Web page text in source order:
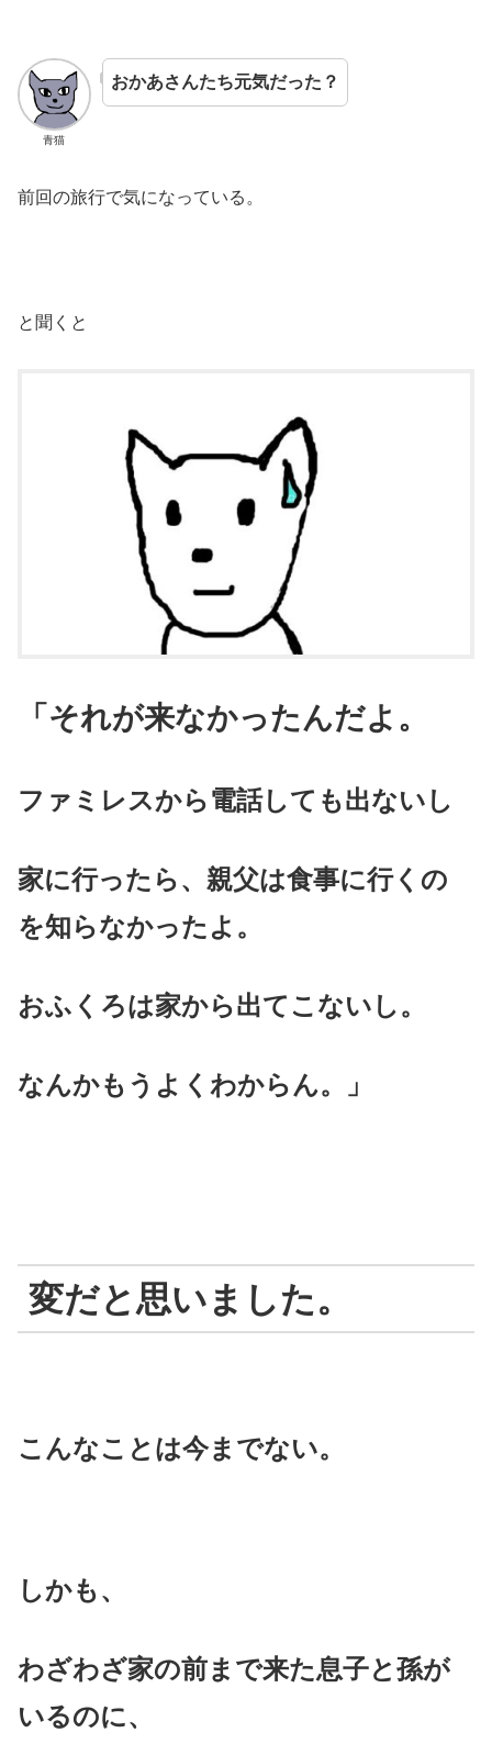
青猫
おかあさんたち元気だった？
前回の旅行で気になっている。
と聞くと
「それが来なかったんだよ。
ファミレスから電話しても出ないし
家に行ったら、親父は食事に行くの
を知らなかったよ。
おふくろは家から出てこないし。
なんかもうよくわからん。」
変だと思いました。
こんなことは今までない。
しかも、
わざわざ家の前まで来た息子と孫が
いるのに、